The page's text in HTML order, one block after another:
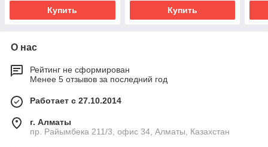
Купить Купить
О нас
Рейтинг не сформирован
Менее 5 отзывов за последний год
Работает с 27.10.2014
г. Алматы
пр. Райымбека 211/3, офис 34, Алматы, Казахстан